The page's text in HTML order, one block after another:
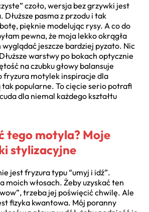
czoło, wersja bez grzywki jest
pasma z przodu i tak
pięknie modelując rysy. A co do
pewna, że moja lekko okrągła
wyglądać jeszcze bardziej pyzato. Nic
warstwy po bokach optycznie
na czubku głowy balansuje
fryzura motylek inspiracje dla
popularne. To cięcie serio potrafi
dla niemal każdego kształtu
tego motyla? Moje
stylizacyjne
jest fryzura typu “umyj i idź”.
moich włosach. Żeby uzyskać ten
trzeba jej poświęcić chwilę. Ale
fizyka kwantowa. Mój poranny